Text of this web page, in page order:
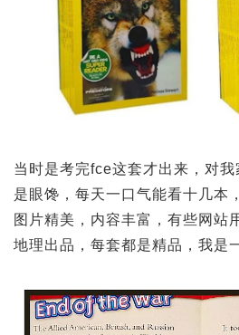
当时是考完fce这套才出来，对
是眼馋，每天一口气能看十几本
图片精美，内容丰富，有些网站
地理出品，每套都是精品，我是